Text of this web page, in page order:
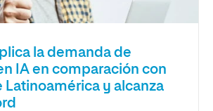
la demanda de
IA en comparación con
Latinoamérica y alcanza